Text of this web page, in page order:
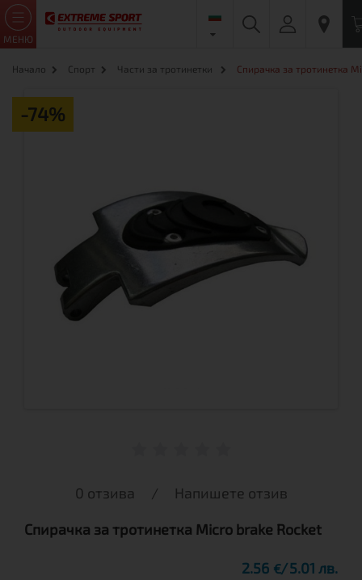
МЕНЮ
Начало Спорт Части за тротинетки Спирачка за тротинетка
-74%
0 отзива / Напишете отзив
Спирачка за тротинетка Micro brake Rocket
2.56 € 5.01 лв.